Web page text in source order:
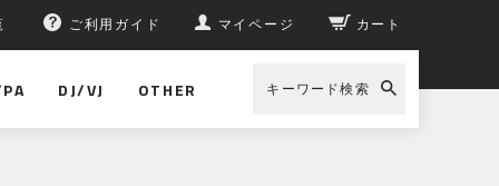
ご利用ガイド マイページ カート
DJ/VJ OTHER キーワード検索